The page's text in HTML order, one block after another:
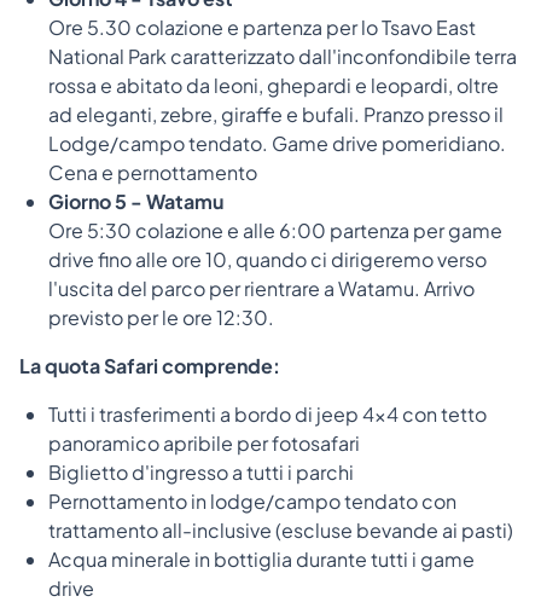
Ore 5.30 colazione e partenza per lo Tsavo East
National Park caratterizzato dall'inconfondibile terra
rossa e abitato da leoni, ghepardi e leopardi, oltre
ad eleganti, zebre, giraffe e bufali. Pranzo presso il
Lodge/campo tendato. Game drive pomeridiano.
Cena e pernottamento
Giorno 5 - Watamu
Ore 5:30 colazione e alle 6:00 partenza per game
drive fino alle ore 10, quando ci dirigeremo verso
l'uscita del parco per rientrare a Watamu. Arrivo
previsto per le ore 12:30.
La quota Safari comprende:
Tutti i trasferimenti a bordo di jeep 4×4 con tetto
panoramico apribile per fotosafari
Biglietto d'ingresso a tutti i parchi
Pernottamento in lodge/campo tendato con
trattamento all-inclusive (escluse bevande ai pasti)
Acqua minerale in bottiglia durante tutti i game
drive